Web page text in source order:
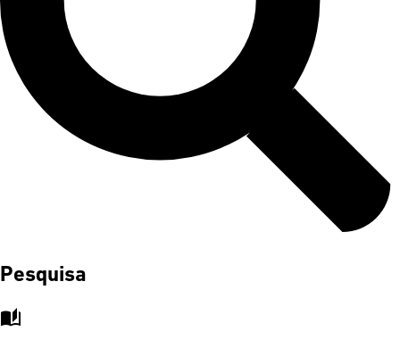
Pesquisa
auto_stories